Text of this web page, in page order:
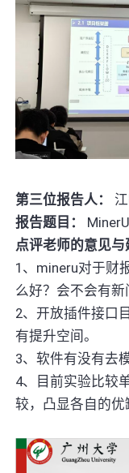
第三位报告人：
报告题目：
点评老师的意见与
1、mineru对于财
么好？会不会有新
2、开放插件接口
有提升空间。
3、软件有没有去
4、目前实验比较
较，凸显各自的优